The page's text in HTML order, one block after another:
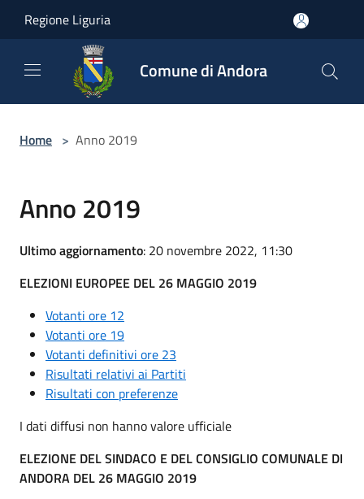
Regione Liguria
Comune di Andora
Home > Anno 2019
Anno 2019
Ultimo aggiornamento: 20 novembre 2022, 11:30
ELEZIONI EUROPEE DEL 26 MAGGIO 2019
Votanti ore 12
Votanti ore 19
Votanti definitivi ore 23
Risultati relativi ai Partiti
Risultati con preferenze
I dati diffusi non hanno valore ufficiale
ELEZIONE DEL SINDACO E DEL CONSIGLIO COMUNALE DI
ANDORA DEL 26 MAGGIO 2019